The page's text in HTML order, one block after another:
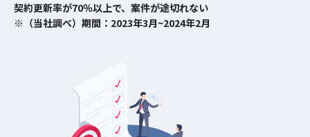
契約更新率が70％以上で、案件が途切れない
※（当社調べ）期間：2023年3月~2024年2月